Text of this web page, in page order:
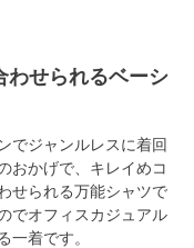
わせられるベーシ
でジャンルレスに着回
おかげで、キレイめコ
せられる万能シャツで
でオフィスカジュアル
一着です。